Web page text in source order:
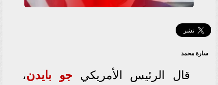
سارة محمد
قال الرئيس الأمريكي جو بايدن،